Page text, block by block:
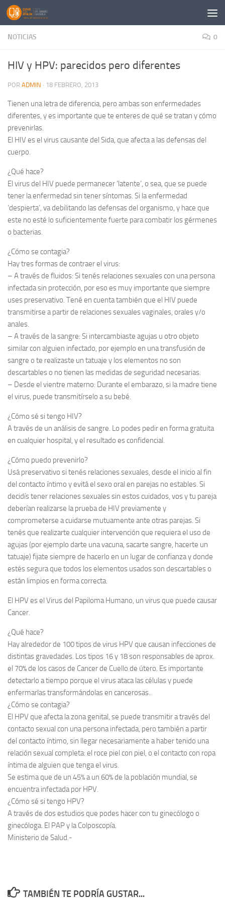
Saltar al contenido
NOTICIAS 0
HIV y HPV: parecidos pero diferentes
POR ADMIN · 18 FEBRERO, 2013
Tienen una letra de diferencia, pero ambas son enfermedades
diferentes, y es importante que te enteres de qué se tratan y cómo
prevenirlas.
El HIV es el virus causante del Sida, que afecta a las defensas del
cuerpo.
¿Qué hace?
El virus del HIV puede permanecer ‘latente’, o sea, que se puede
tener la enfermedad sin tener síntomas. Si la enfermedad
‘despierta’, va debilitando las defensas del organismo, y hace que
este no esté lo suficientemente fuerte para combatir los gérmenes
o bacterias.
¿Cómo se contagia?
Hay tres formas de contraer el virus:
– A través de fluidos: Si tenés relaciones sexuales con una persona
infectada sin protección, por eso es muy importante que siempre
uses preservativo. Tené en cuenta también que el HIV puede
transmitirse a partir de relaciones sexuales vaginales, orales y/o
anales.
– A través de la sangre: Si intercambiaste agujas u otro objeto
similar con alguien infectado, por ejemplo en una transfusión de
sangre o te realizaste un tatuaje y los elementos no son
descartables o no tienen las medidas de seguridad necesarias.
– Desde el vientre materno: Durante el embarazo, si la madre tiene
el virus, puede transmitírselo a su bebé.
¿Cómo sé si tengo HIV?
A través de un análisis de sangre. Lo podes pedir en forma gratuita
en cualquier hospital, y el resultado es confidencial.
¿Cómo puedo prevenirlo?
Usá preservativo si tenés relaciones sexuales, desde el inicio al fin
del contacto íntimo y evitá el sexo oral en parejas no estables. Si
decidís tener relaciones sexuales sin estos cuidados, vos y tu pareja
deberían realizarse la prueba de HIV previamente y
comprometerse a cuidarse mutuamente ante otras parejas. Si
tenés que realizarte cualquier intervención que requiera el uso de
agujas (por ejemplo darte una vacuna, sacarte sangre, hacerte un
tatuaje) fijate siempre de hacerlo en un lugar de confianza y donde
estés segura que todos los elementos usados son descartables o
están limpios en forma correcta.
El HPV es el Virus del Papiloma Humano, un virus que puede causar
Cancer.
¿Qué hace?
Hay alrededor de 100 tipos de virus HPV que causan infecciones de
distintas gravedades. Los tipos 16 y 18 son responsables de aprox.
el 70% de los casos de Cancer de Cuello de útero. Es importante
detectarlo a tiempo porque el virus ataca las células y puede
enfermarlas transformándolas en cancerosas..
¿Cómo se contagia?
El HPV que afecta la zona genital, se puede transmitir a través del
contacto sexual con una persona infectada, pero también a partir
del contacto íntimo, sin llegar necesariamente a haber tenido una
relación sexual completa: el roce piel con piel, o el contacto con ropa
íntima de alguien que tenga el virus.
Se estima que de un 45% a un 60% de la población mundial, se
encuentra infectada por HPV.
¿Cómo sé si tengo HPV?
A través de dos estudios que podes hacer con tu ginecólogo o
ginecóloga. El PAP y la Colposcopía.
Ministerio de Salud.-
TAMBIÉN TE PODRÍA GUSTAR...